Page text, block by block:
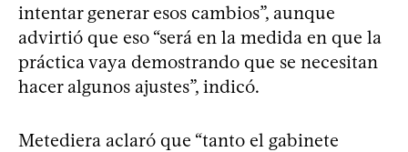
intentar generar esos cambios”, aunque
advirtió que eso “será en la medida en que la
práctica vaya demostrando que se necesitan
hacer algunos ajustes”, indicó.
Metediera aclaró que “tanto el gabinete